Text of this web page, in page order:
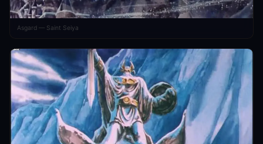
Asgard — Saint Seiya